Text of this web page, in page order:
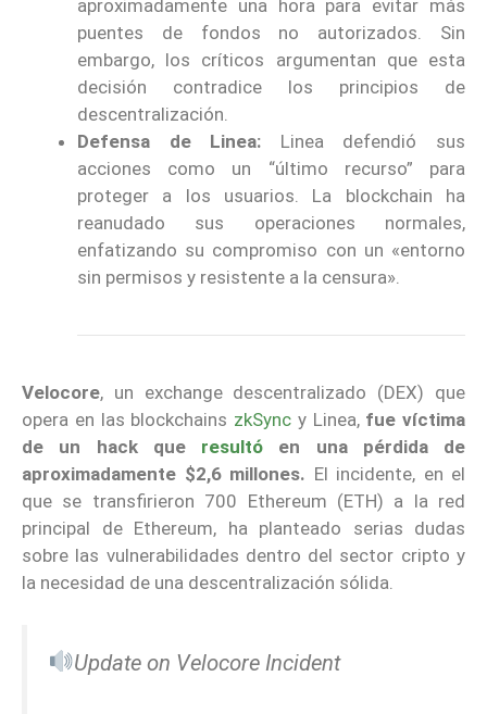
aproximadamente una hora para evitar más
puentes de fondos no autorizados. Sin
embargo, los críticos argumentan que esta
decisión contradice los principios de
descentralización.
Defensa de Linea: Linea defendió sus
acciones como un “último recurso” para
proteger a los usuarios. La blockchain ha
reanudado sus operaciones normales,
enfatizando su compromiso con un «entorno
sin permisos y resistente a la censura».
Velocore, un exchange descentralizado (DEX) que
opera en las blockchains zkSync y Linea, fue víctima
de un hack que resultó en una pérdida de
aproximadamente $2,6 millones. El incidente, en el
que se transfirieron 700 Ethereum (ETH) a la red
principal de Ethereum, ha planteado serias dudas
sobre las vulnerabilidades dentro del sector cripto y
la necesidad de una descentralización sólida.
Update on Velocore Incident